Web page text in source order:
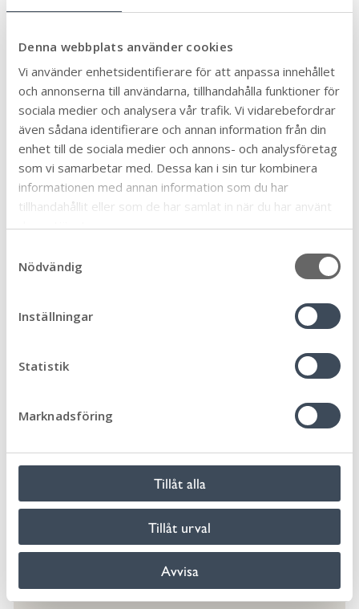
Denna webbplats använder cookies
Vi använder enhetsidentifierare för att anpassa innehållet
och annonserna till användarna, tillhandahålla funktioner för
sociala medier och analysera vår trafik. Vi vidarebefordrar
även sådana identifierare och annan information från din
enhet till de sociala medier och annons- och analysföretag
som vi samarbetar med. Dessa kan i sin tur kombinera
informationen med annan information som du har
tillhandahållit eller som de har samlat in när du har använt
deras tjänster.
Nödvändig
Inställningar
Statistik
Marknadsföring
Tillåt alla
Tillåt urval
Avvisa
ansökan
situationsplan
äldre ritningar eller fotografier på byggnaden
som ska rivas
beskrivning av projektet
förslag på kontrollplan
rivningsplan.
Observera att fotograferade handlingar eller
ritningar på rutat- eller linjerat papper inte
I vissa fall behöver du även följande handlingar
anmälan av kontrollansvarig (om det du vill göra
om du ska riva en del av en byggnad behöver du
byggnadsritningar som visar förslaget före och
Vad kostar ett rivningslov?
I taxan nedan hittar du alla åtgärder och kan se vad
Plan- och bygglovtaxa